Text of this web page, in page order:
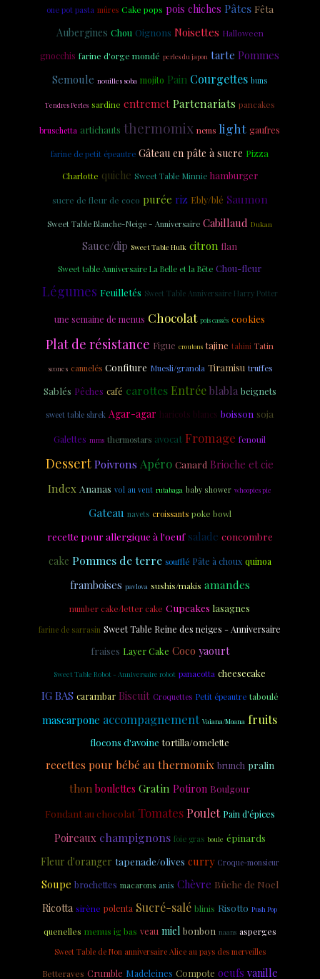
one pot pasta mûres Cake pops pois chiches Pâtes Fêta
Aubergines Chou Oignons Noisettes Halloween
gnocchis farine d'orge mondé perles du japon tarte Pommes
Semoule nouilles soba mojito Pain Courgettes buns
Tendres Perles sardine entremet Partenariats pancakes
bruschetta artichauts thermomix nems light gaufres
farine de petit épeautre Gâteau en pâte à sucre Pizza
Charlotte quiche Sweet Table Minnie hamburger
sucre de fleur de coco purée riz Ebly/blé Saumon
Sweet Table Blanche-Neige - Anniversaire Cabillaud Dukan
Sauce/dip Sweet Table Hulk citron flan
Sweet table Anniversaire La Belle et la Bête Chou-fleur
Légumes Feuilletés Sweet Table Anniversaire Harry Potter
une semaine de menus Chocolat pois cassés cookies
Plat de résistance Figue croutons tajine tahini Tatin
scones cannelés Confiture Muesli/granola Tiramisu truffes
Sablés Pêches café carottes Entrée blabla beignets
sweet table shrek Agar-agar haricots blancs boisson soja
Galettes mms thermostars avocat Fromage fenouil
Dessert Poivrons Apéro Canard Brioche et cie
Index Ananas vol au vent rutabaga baby shower whoopies pie
Gateau navets croissants poke bowl
recette pour allergique à l'oeuf salade concombre
cake Pommes de terre soufflé Pâte à choux quinoa
framboises pavlova sushis/makis amandes
number cake/letter cake Cupcakes lasagnes
farine de sarrasin Sweet Table Reine des neiges - Anniversaire
fraises Layer Cake Coco yaourt
Sweet Table Robot - Anniversaire robot panacotta cheesecake
IG BAS carambar Biscuit Croquettes Petit épeautre taboulé
mascarpone accompagnement Vaiana/Moana fruits
flocons d'avoine tortilla/omelette
recettes pour bébé au thermomix brunch pralin
thon boulettes Gratin Potiron Boulgour
Fondant au chocolat TomatesPoulet Pain d'épices
Poireaux champignons foie gras boule épinards
Fleur d'oranger tapenade/olives curry Croque-monsieur
Soupe brochettes macarons anis Chèvre Bûche de Noel
Ricotta sirène polenta Sucré-salé blinis Risotto Push Pop
quenelles menus ig bas veau miel bonbon naans asperges
Sweet Table de Non anniversaire Alice au pays des merveilles
Betteraves Crumble Madeleines Compote oeufs vanille